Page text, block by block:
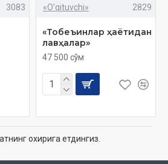
3083 «O'qituvchi» 2829
«Тобеъинлар ҳаётидан
лавҳалар»
47 500 сўм
охирига етдингиз.